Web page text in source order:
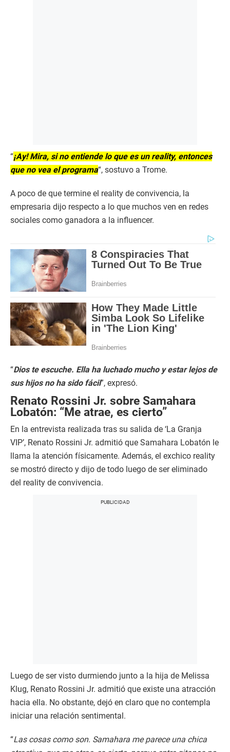
“¡Ay! Mira, si no entiende lo que es un reality, entonces
que no vea el programa“, sostuvo a Trome.
A poco de que termine el reality de convivencia, la
empresaria dijo respecto a lo que muchos ven en redes
sociales como ganadora a la influencer.
“Dios te escuche. Ella ha luchado mucho y estar lejos de
sus hijos no ha sido fácil”, expresó.
Renato Rossini Jr. sobre Samahara
Lobatón: “Me atrae, es cierto”
En la entrevista realizada tras su salida de ‘La Granja
VIP’, Renato Rossini Jr. admitió que Samahara Lobatón le
llama la atención físicamente. Además, el exchico reality
se mostró directo y dijo de todo luego de ser eliminado
del reality de convivencia.
Luego de ser visto durmiendo junto a la hija de Melissa
Klug, Renato Rossini Jr. admitió que existe una atracción
hacia ella. No obstante, dejó en claro que no contempla
iniciar una relación sentimental.
“Las cosas como son. Samahara me parece una chica